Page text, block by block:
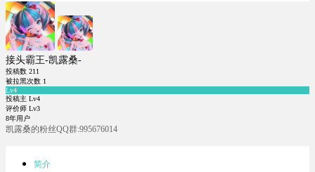
接头霸王-凯露桑-
投稿数 211
被拉黑次数 1
Lv4
投稿主 Lv4
评价师 Lv3
8年用户
凯露桑的粉丝QQ群:995676014
简介